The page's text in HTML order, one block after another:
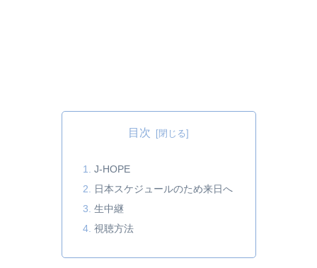
目次
J-HOPE
日本スケジュールのため来日へ
生中継
視聴方法